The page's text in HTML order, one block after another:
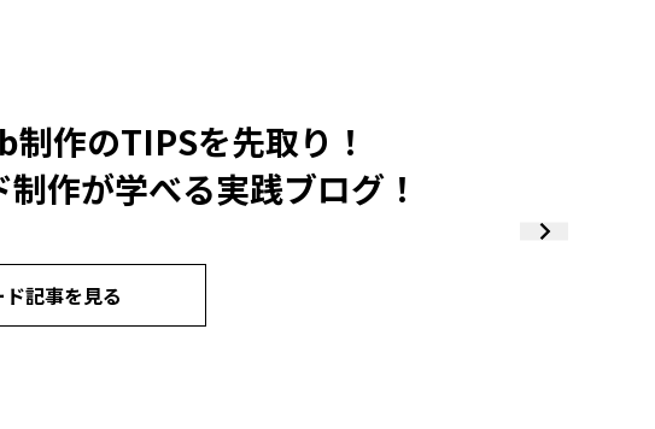
制作のTIPSを先取り！
作が学べる実践ブログ！
ド記事を見る